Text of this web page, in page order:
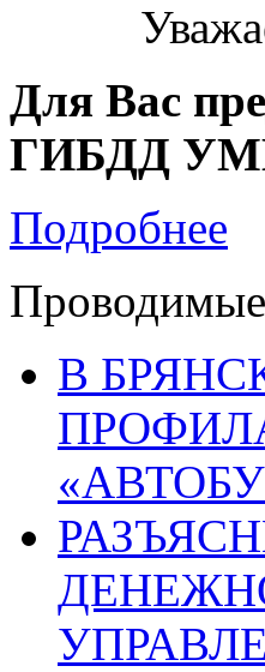
Для Вас
ГИБДД
Подробнее
В